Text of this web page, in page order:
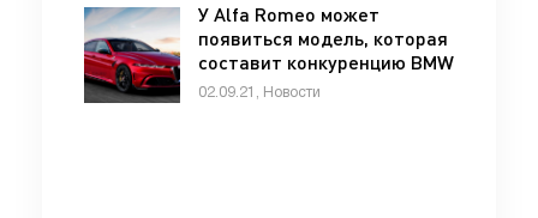
У Alfa Romeo может
появиться модель, которая
составит конкуренцию BMW
5 series - «Alfa Romeo»
02.09.21, Новости